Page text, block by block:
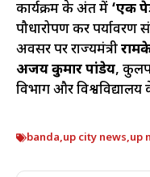
कार्यक्रम के अंत में ‘एक
पौधारोपण कर पर्यावरण
अवसर पर राज्यमंत्री
अजय कुमार पांडेय,
विभाग और
banda,up city news,up